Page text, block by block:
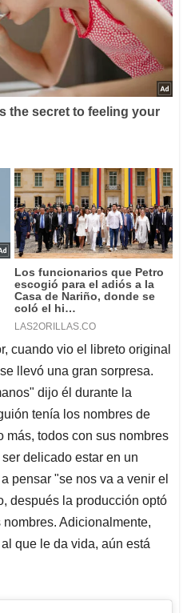
cuando vio el libreto original
llevó una gran sorpresa.
dijo él durante la
tenía los nombres de
más, todos con sus nombres
delicado estar en un
pensar "se nos va a venir el
después la producción optó
Adicionalmente,
que le da vida, aún está